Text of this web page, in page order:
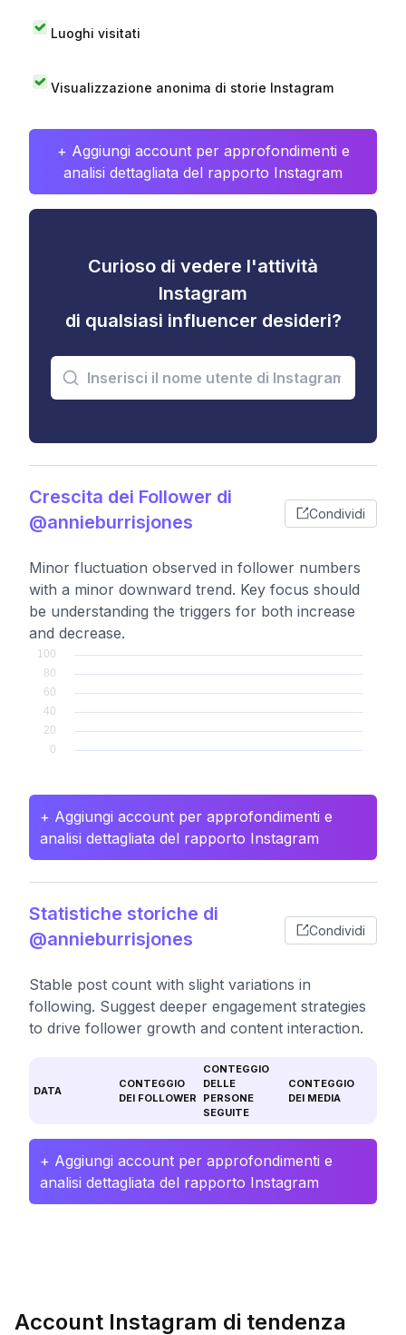
Luoghi visitati
Visualizzazione anonima di storie Instagram
+ Aggiungi account per approfondimenti e
analisi dettagliata del rapporto Instagram
Curioso di vedere l'attività
Instagram
di qualsiasi influencer desideri?
Crescita dei Follower di
@annieburrisjones
Condividi
Minor fluctuation observed in follower numbers
with a minor downward trend. Key focus should
be understanding the triggers for both increase
and decrease.
+ Aggiungi account per approfondimenti e
analisi dettagliata del rapporto Instagram
Statistiche storiche di
@annieburrisjones
Condividi
Stable post count with slight variations in
following. Suggest deeper engagement strategies
to drive follower growth and content interaction.
DATA
CONTEGGIO
DEI FOLLOWER
CONTEGGIO
DELLE
PERSONE
SEGUITE
CONTEGGIO
DEI MEDIA
+ Aggiungi account per approfondimenti e
analisi dettagliata del rapporto Instagram
Account Instagram di tendenza